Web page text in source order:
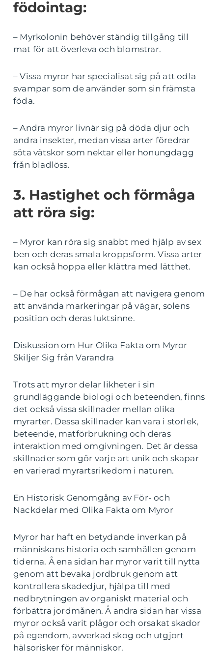
födointag:
– Myrkolonin behöver ständig tillgång till
mat för att överleva och blomstrar.
– Vissa myror har specialisat sig på att odla
svampar som de använder som sin främsta
föda.
– Andra myror livnär sig på döda djur och
andra insekter, medan vissa arter föredrar
söta vätskor som nektar eller honungdagg
från bladlöss.
3. Hastighet och förmåga
att röra sig:
– Myror kan röra sig snabbt med hjälp av sex
ben och deras smala kroppsform. Vissa arter
kan också hoppa eller klättra med lätthet.
– De har också förmågan att navigera genom
att använda markeringar på vägar, solens
position och deras luktsinne.
Diskussion om Hur Olika Fakta om Myror
Skiljer Sig från Varandra
Trots att myror delar likheter i sin
grundläggande biologi och beteenden, finns
det också vissa skillnader mellan olika
myrarter. Dessa skillnader kan vara i storlek,
beteende, matförbrukning och deras
interaktion med omgivningen. Det är dessa
skillnader som gör varje art unik och skapar
en varierad myrartsrikedom i naturen.
En Historisk Genomgång av För- och
Nackdelar med Olika Fakta om Myror
Myror har haft en betydande inverkan på
människans historia och samhällen genom
tiderna. Å ena sidan har myror varit till nytta
genom att bevaka jordbruk genom att
kontrollera skadedjur, hjälpa till med
nedbrytningen av organiskt material och
förbättra jordmånen. Å andra sidan har vissa
myror också varit plågor och orsakat skador
på egendom, avverkad skog och utgjort
hälsorisker för människor.